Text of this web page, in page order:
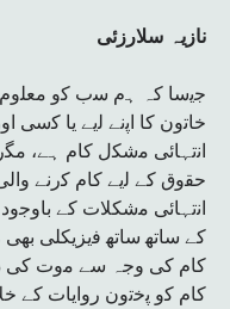
ﻧﺎزیہ ﺳﻼرزﺋﯽ
ﺟﯾﺳﺎ کہ ﮨم ﺳب ﮐو ﻣﻌﻠوم
ﺧﺎﺗون ﮐﺎ اﭘﻧﮯ ﻟﯾﮯ ﯾﺎ ﮐﺳﯽ
اﻧﺗﮩﺎﺋﯽ ﻣﺷﮑل ﮐﺎم ﮨﮯ،
ﺣﻘوق ﮐﮯ ﻟﯾﮯ ﮐﺎم ﮐرﻧﮯ
اﻧﺗﮩﺎﺋﯽ ﻣﺷﮑﻼت ﮐﮯ
ﮐﮯ ﺳﺎﺗﮭ ﺳﺎﺗﮭ ﻓیزﯾﮑﻠﯽ
ﮐﺎم ﮐﯽ وﺟہ ﺳﮯ ﻣوت ﮐﯽ
ﮐﺎم ﮐو ﭘﺧﺗون رواﯾﺎت ﮐﮯ